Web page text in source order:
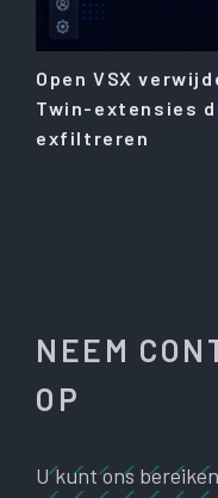
Open VSX
Twin-extensies
exfiltreren
NEEM
OP
U kunt ons